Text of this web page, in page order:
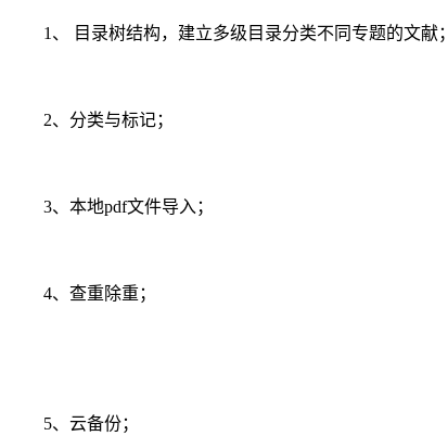
1、 目录树结构，建立多级目录分类不同专题的文献；
2、分类与标记；
3、本地pdf文件导入；
4、查重除重；
5、云备份；